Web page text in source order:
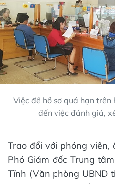
Việc để hồ sơ quá hạn trên
đến việc đánh giá,
Trao đổi với phóng viên,
Phó Giám đốc Trung
Tĩnh (Văn phòng UBND